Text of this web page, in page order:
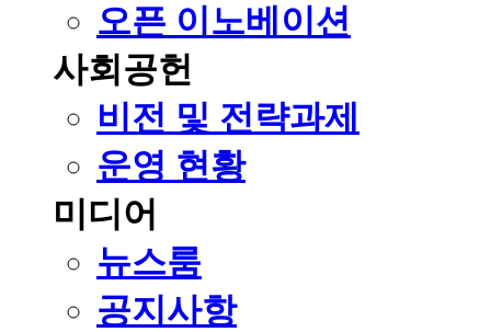
오픈 이노베이션
사회공헌
비전 및 전략과제
운영 현황
미디어
뉴스룸
공지사항